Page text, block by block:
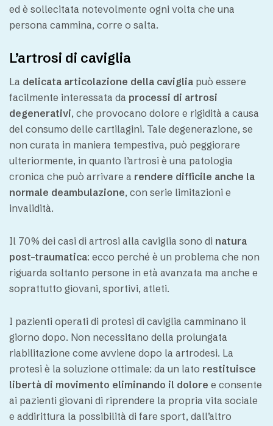
ed è sollecitata notevolmente ogni volta che una
persona cammina, corre o salta.
L’artrosi di caviglia
La delicata articolazione della caviglia può essere
facilmente interessata da processi di artrosi
degenerativi, che provocano dolore e rigidità a causa
del consumo delle cartilagini. Tale degenerazione, se
non curata in maniera tempestiva, può peggiorare
ulteriormente, in quanto l’artrosi è una patologia
cronica che può arrivare a rendere difficile anche la
normale deambulazione, con serie limitazioni e
invalidità.
Il 70% dei casi di artrosi alla caviglia sono di natura
post-traumatica: ecco perché è un problema che non
riguarda soltanto persone in età avanzata ma anche e
soprattutto giovani, sportivi, atleti.
I pazienti operati di protesi di caviglia camminano il
giorno dopo. Non necessitano della prolungata
riabilitazione come avviene dopo la artrodesi. La
protesi è la soluzione ottimale: da un lato restituisce
libertà di movimento eliminando il dolore e consente
ai pazienti giovani di riprendere la propria vita sociale
e addirittura la possibilità di fare sport, dall’altro